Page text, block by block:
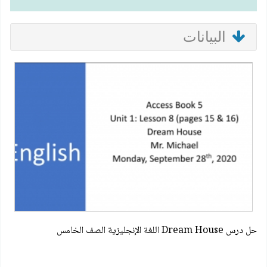
البيانات
حل درس Dream House اللغة الإنجليزية الصف الخامس